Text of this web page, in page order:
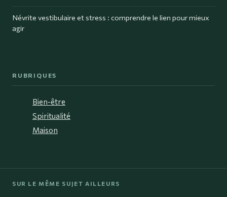
Névrite vestibulaire et stress : comprendre le lien pour mieux
agir
RUBRIQUES
Bien-être
Spiritualité
Maison
SUR LE MÊME SUJET AILLEURS